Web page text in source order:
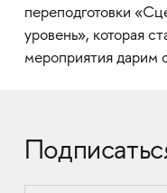
переподготовки
уровень», которая
мероприятия дарим